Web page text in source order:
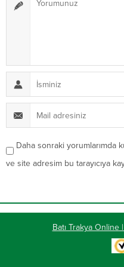
Daha sonraki yorumlarımda
ve site adresim bu tarayıcıya
Batı Trakya Online